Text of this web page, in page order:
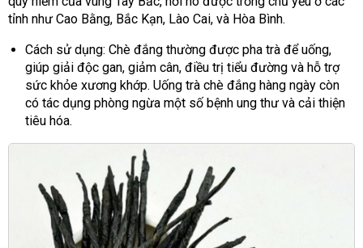
tỉnh như Cao Bằng, Bắc Kạn, Lào Cai, và Hòa Bình.
Cách sử dụng: Chè đắng thường được pha trà để uống,
giúp giải độc gan, giảm cân, điều trị tiểu đường và hỗ trợ
sức khỏe xương khớp. Uống trà chè đắng hàng ngày còn
có tác dụng phòng ngừa một số bệnh ung thư và cải thiện
tiêu hóa.